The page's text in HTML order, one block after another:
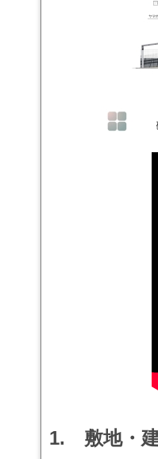
1. 敷地・